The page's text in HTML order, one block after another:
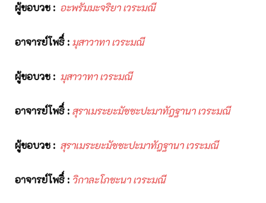
ผู้ขอบวช : อะพรัมมะจริยา เวระมณี
อาจารย์โพธิ์ : มุสาวาทา เวระมณี
ผู้ขอบวช : มุสาวาทา เวระมณี
อาจารย์โพธิ์ : สุราเมระยะมัชชะปะมาทัฎฐานา เวระมณี
ผู้ขอบวช : สุราเมระยะมัชชะปะมาทัฎฐานา เวระมณี
อาจารย์โพธิ์ : วิกาละโภชะนา เวระมณี